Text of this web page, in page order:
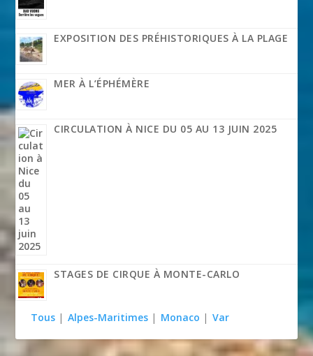
EXPOSITION DES PRÉHISTORIQUES À LA PLAGE
MER À L’ÉPHÉMÈRE
CIRCULATION À NICE DU 05 AU 13 JUIN 2025
STAGES DE CIRQUE À MONTE-CARLO
Tous | Alpes-Maritimes | Monaco | Var